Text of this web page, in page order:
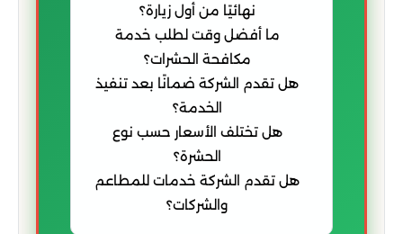
نهائيًا من أول زيارة؟
ما أفضل وقت لطلب خدمة
مكافحة الحشرات؟
هل تقدم الشركة ضمانًا بعد تنفيذ
الخدمة؟
هل تختلف الأسعار حسب نوع
الحشرة؟
هل تقدم الشركة خدمات للمطاعم
والشركات؟